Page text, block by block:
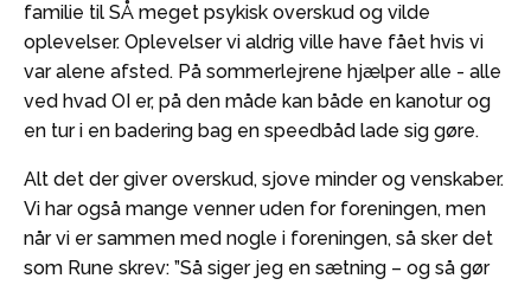
familie til SÅ meget psykisk overskud og vilde
oplevelser. Oplevelser vi aldrig ville have fået hvis vi
var alene afsted. På sommerlejrene hjælper alle - alle
ved hvad OI er, på den måde kan både en kanotur og
en tur i en badering bag en speedbåd lade sig gøre.
Alt det der giver overskud, sjove minder og venskaber.
Vi har også mange venner uden for foreningen, men
når vi er sammen med nogle i foreningen, så sker det
som Rune skrev: ”Så siger jeg en sætning – og så gør